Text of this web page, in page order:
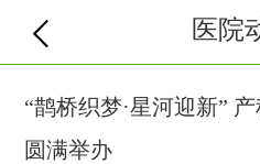
医院
“鹊桥织梦·星河迎新”
圆满举办